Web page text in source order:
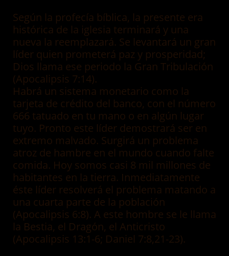
Según la profecía bíblica, la presente era
histórica de la iglesia terminará y una
nueva la reemplazará. Se levantará un gran
líder quien prometerá paz y prosperidad;
Dios llama ese periodo la Gran Tribulación
(Apocalipsis 7:14).
Habrá un sistema monetario como la
tarjeta de crédito del banco, con el número
666 tatuado en tu mano o en algún lugar
tuyo. Pronto este líder demostrará ser en
extremo malvado. Surgirá un problema
atroz de hambre en el mundo cuando falte
comida. Hoy somos casi 8 mil millones de
habitantes en la tierra. Inmediatamente
éste líder resolverá el problema matando a
una cuarta parte de la población
(Apocalipsis 6:8). A este hombre se le llama
la Bestia, el Dragón, el Anticristo
(Apocalipsis 13:1-6; Daniel 7:8,21-23).